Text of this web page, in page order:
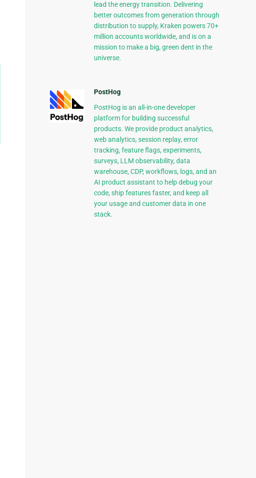
lead the energy transition. Delivering
better outcomes from generation through
distribution to supply, Kraken powers 70+
million accounts worldwide, and is on a
mission to make a big, green dent in the
universe.
PostHog
PostHog is an all-in-one developer
platform for building successful
products. We provide product analytics,
web analytics, session replay, error
tracking, feature flags, experiments,
surveys, LLM observability, data
warehouse, CDP, workflows, logs, and an
AI product assistant to help debug your
code, ship features faster, and keep all
your usage and customer data in one
stack.